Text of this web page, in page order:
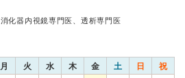
化器内視鏡専門医、透析専門医
月 火 水 木 金 土 日 祝